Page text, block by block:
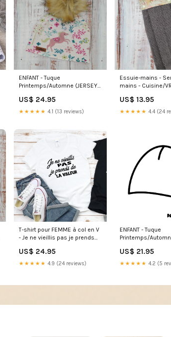
ENFANT - Tuque
Printemps/Automne (JERSEY)
Fleur/Feuillage et
Cheval/Licorne Dinosaures
US$ 24.95
★★★★★ 4.1 (13 reviews)
Essuie-mains -
mains - Cuisine/
d'arbres (Teintes
Jersey
US$ 13.95
★★★★★ 4.4 (24
T-shirt pour FEMME à col en V
- Je ne vieillis pas je prends
Grandeurs:S
US$ 24.95
★★★★★ 4.9 (24 reviews)
ENFANT - Tuque
Printemps/
choix Grandeurs:3-
US$ 21.95
★★★★★ 4.2 (5